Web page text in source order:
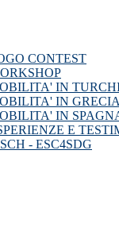
CONTEST
IN
IN GRECIA
IN
E
- ESC4SDG